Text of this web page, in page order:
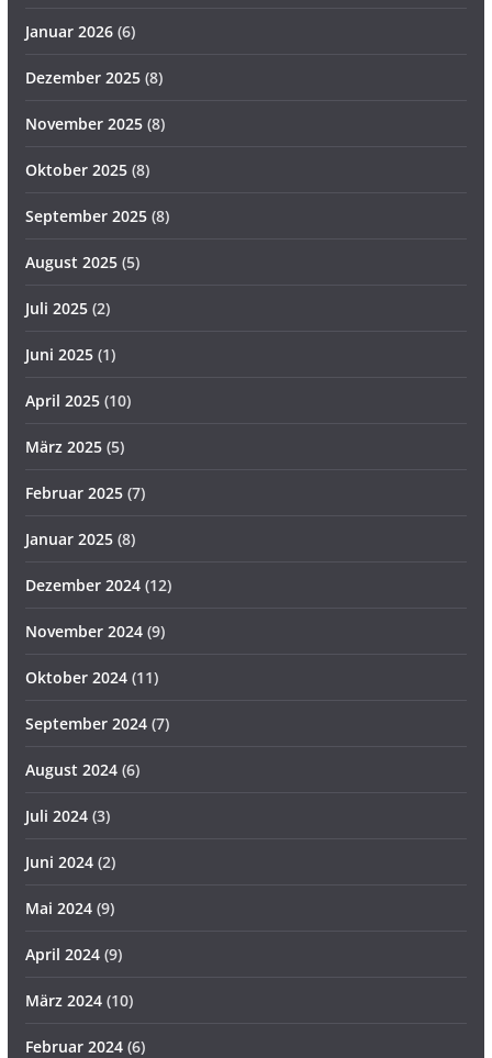
Januar 2026(6)
Dezember 2025(8)
November 2025(8)
Oktober 2025(8)
September 2025(8)
August 2025(5)
Juli 2025(2)
Juni 2025(1)
April 2025(10)
März 2025(5)
Februar 2025(7)
Januar 2025(8)
Dezember 2024(12)
November 2024(9)
Oktober 2024(11)
September 2024(7)
August 2024(6)
Juli 2024(3)
Juni 2024(2)
Mai 2024(9)
April 2024(9)
März 2024(10)
Februar 2024(6)